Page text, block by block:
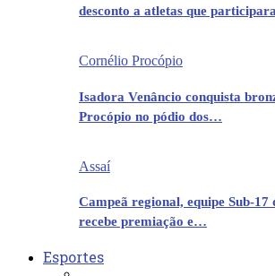
desconto a atletas que
Cornélio Procópio
Isadora Venâncio conquista
Procópio no pódio dos…
Assaí
Campeã regional, equipe Sub-17
recebe premiação e…
Esportes